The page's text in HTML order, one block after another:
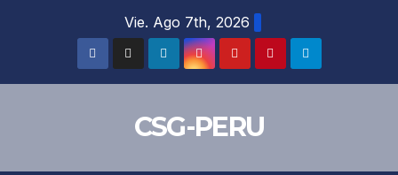
Vie. Ago 7th, 2026
CSG-PERU